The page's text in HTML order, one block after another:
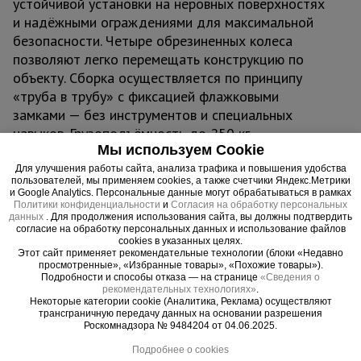
и надёжными ограждениями для максимальной
безопасности. Четыре обрезиненных колеса
позволяют легко перемещать конструкцию по
объекту. Сборка осуществляется по принципу
«труба в трубу» с фиксацией флажковыми
замками — без инструментов и специальных
навыков. Грузоподъёмность до 250 кг
обеспечивает комфортную работу с
инструментами и материалами.
Область применения:
Вышка-тура ВСП 1,2x2,0 ПРОМ, 5.2 м
применяется в строительстве, ремонте, монтаже
вентиляции, освещения, рекламы, отделке
фасадов и интерьеров. Идеальна для работы в
стеснённых условиях: в подъездах, коридорах, на
лестничных площадках и узких проходах.
Преимущества:
- Компактная база для узких пространств.
Мы используем Cookie
Для улучшения работы сайта, анализа трафика и повышения удобства
пользователей, мы применяем cookies, а также счетчики Яндекс.Метрики
и Google Analytics. Персональные данные могут обрабатываться в рамках
Политики конфиденциальности и Согласия на обработку персональных
данных . Для продолжения использования сайта, вы должны подтвердить
согласие на обработку персональных данных и использование файлов
cookies в указанных целях.
Этот сайт применяет рекомендательные технологии (блоки «Недавно
просмотренные», «Избранные товары», «Похожие товары»).
Подробности и способы отказа — на странице «Сведения о
рекомендательных технологиях».
Некоторые категории cookie (Аналитика, Реклама) осуществляют
трансграничную передачу данных на основании разрешения
Роскомнадзора № 9484204 от 04.06.2025.
Подробнее о cookies